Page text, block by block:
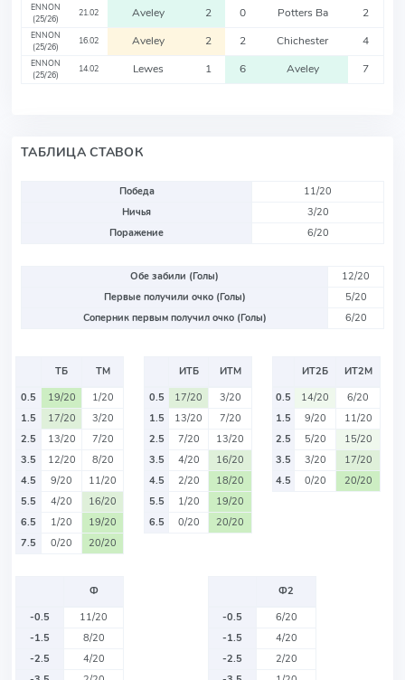
ENNON
(25/26)
21.02 Aveley 2 0 Potters Ba 2
ENNON
(25/26)
16.02 Aveley 2 2 Chichester 4
ENNON
(25/26)
14.02 Lewes 1 6 Aveley 7
ТАБЛИЦА СТАВОК
Победа
11/20
Ничья
3/20
Поражение
6/20
Обе забили (Голы)
12/20
Первые получили очко (Голы)
5/20
Соперник первым получил очко (Голы)
6/20
ТБ
ТМ
0.5
19/20
1/20
1.5
17/20
3/20
2.5
13/20
7/20
3.5
12/20
8/20
4.5
9/20
11/20
5.5
4/20
16/20
6.5
1/20
19/20
7.5
0/20 20/20
ИТБ
ИТМ
0.5
17/20
3/20
1.5
13/20
7/20
2.5
7/20
13/20
3.5
4/20
16/20
4.5
2/20
18/20
5.5
1/20
19/20
6.5
0/20 20/20
ИТ2Б
ИТ2М
0.5
14/20
6/20
1.5
9/20
11/20
2.5
5/20
15/20
3.5
3/20
17/20
4.5
0/20 20/20
Ф
-0.5
11/20
-1.5
8/20
-2.5
4/20
Ф2
-0.5
6/20
-1.5
4/20
-2.5
2/20